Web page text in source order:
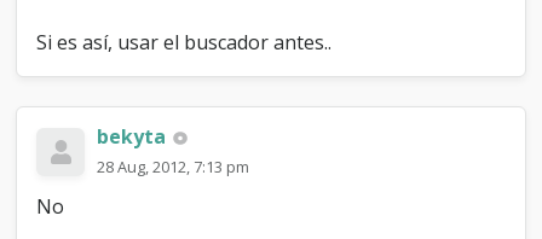
Si es así, usar el buscador antes..
bekyta
28 Aug, 2012, 7:13 pm
No